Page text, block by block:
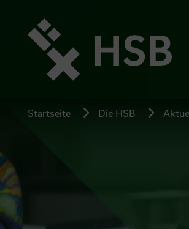
Seiteninhalt
springen
Startseite Die HSB